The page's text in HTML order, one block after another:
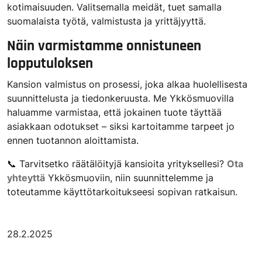
kotimaisuuden. Valitsemalla meidät, tuet samalla
suomalaista työtä, valmistusta ja yrittäjyyttä.
Näin varmistamme onnistuneen
lopputuloksen
Kansion valmistus on prosessi, joka alkaa huolellisesta
suunnittelusta ja tiedonkeruusta. Me Ykkösmuovilla
haluamme varmistaa, että jokainen tuote täyttää
asiakkaan odotukset – siksi kartoitamme tarpeet jo
ennen tuotannon aloittamista.
📞 Tarvitsetko räätälöityjä kansioita yrityksellesi? Ota
yhteyttä Ykkösmuoviin, niin suunnittelemme ja
toteutamme käyttötarkoitukseesi sopivan ratkaisun.
28.2.2025